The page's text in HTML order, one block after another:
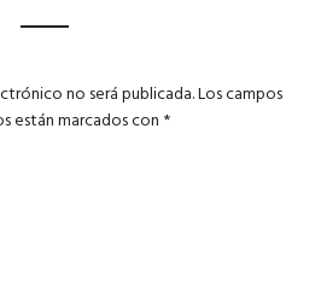
no será publicada.Los campos
están marcados con *